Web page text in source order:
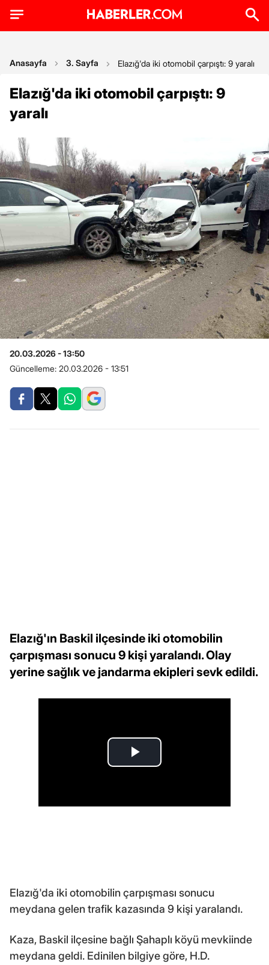
Anasayfa 3. Sayfa Elazığ'da iki otomobil çarpıştı: 9 yaralı
Elazığ'da iki otomobil çarpıştı: 9
yaralı
20.03.2026 - 13:50
Güncelleme: 20.03.2026 - 13:51
Elazığ'ın Baskil ilçesinde iki otomobilin
çarpışması sonucu 9 kişi yaralandı. Olay
yerine sağlık ve jandarma ekipleri sevk edildi.
Elazığ'da iki otomobilin çarpışması sonucu
meydana gelen trafik kazasında 9 kişi yaralandı.
Kaza, Baskil ilçesine bağlı Şahaplı köyü mevkiinde
meydana geldi. Edinilen bilgiye göre, H.D.